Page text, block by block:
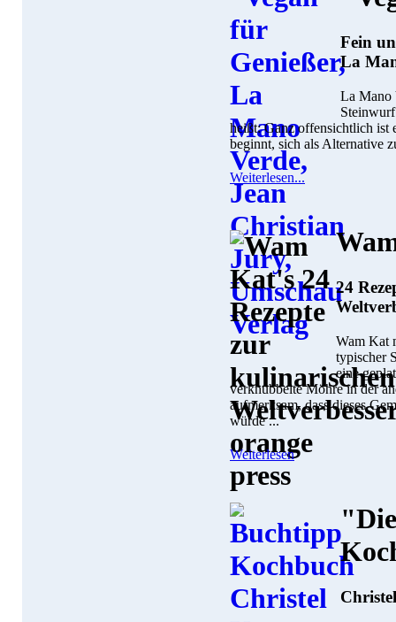
Fein
La
La Mano
heißt: Ganz offensichtlich ist
beginnt, sich als Alternative
Weiterlesen...
24
Wam Kat
typischer
eine
verknubbelte Möhre in der
aufmerksam, dass dieses
würde ...
Weiterlesen